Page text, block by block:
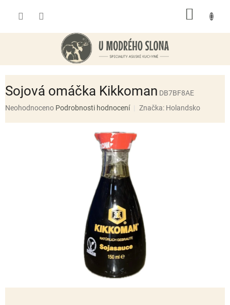
Sojová omáčka Kikkoman DB7BF8AE
Průměrné
Neohodnoceno Podrobnosti hodnocení Značka: Holandsko